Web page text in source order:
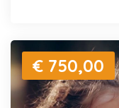
€ 750,00